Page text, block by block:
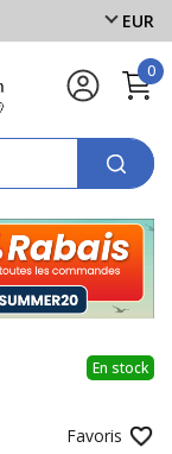
EUR
0
En stock
Favoris